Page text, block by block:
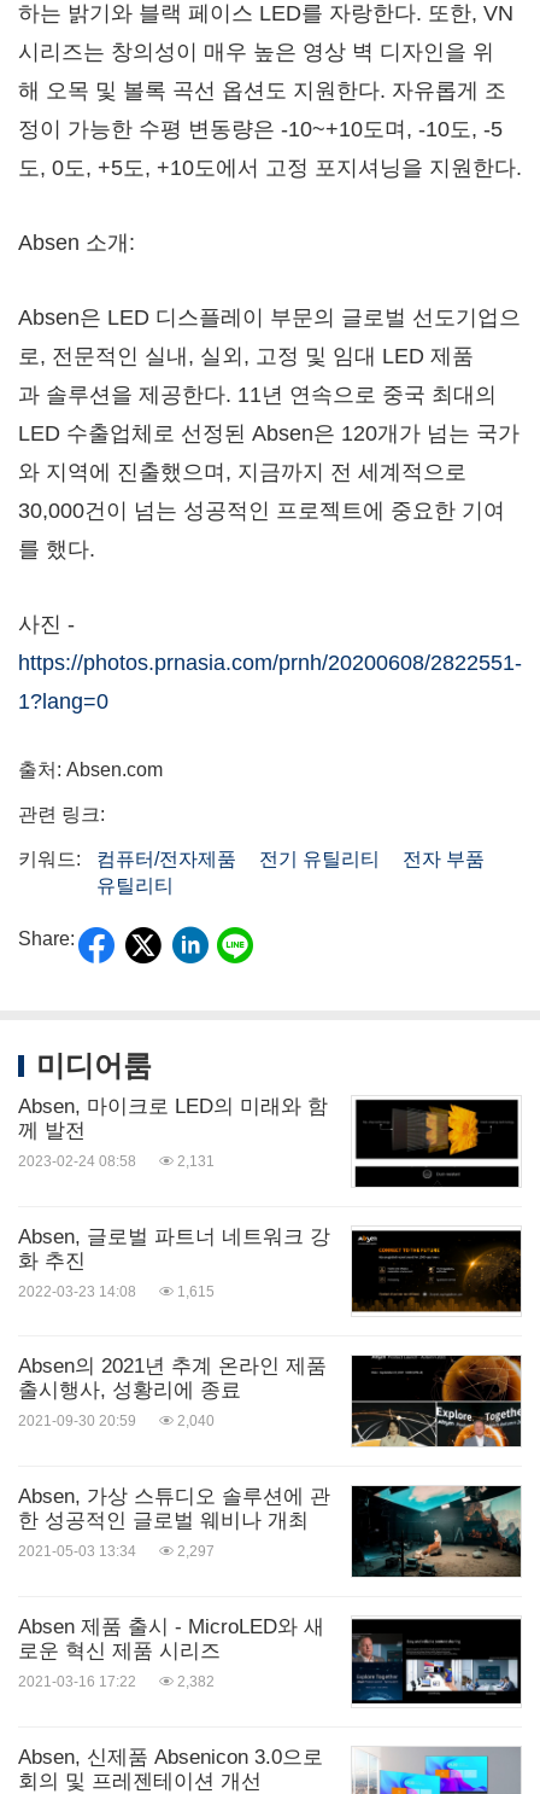
하는 밝기와 블랙 페이스 LED를 자랑한다. 또한, VN
시리즈는 창의성이 매우 높은 영상 벽 디자인을 위
해 오목 및 볼록 곡선 옵션도 지원한다. 자유롭게 조
정이 가능한 수평 변동량은 -10~+10도며, -10도, -5
도, 0도, +5도, +10도에서 고정 포지셔닝을 지원한다.
Absen 소개:
Absen은 LED 디스플레이 부문의 글로벌 선도기업으
로, 전문적인 실내, 실외, 고정 및 임대 LED 제품
과 솔루션을 제공한다. 11년 연속으로 중국 최대의
LED 수출업체로 선정된 Absen은 120개가 넘는 국가
와 지역에 진출했으며, 지금까지 전 세계적으로
30,000건이 넘는 성공적인 프로젝트에 중요한 기여
를 했다.
사진 -
https://photos.prnasia.com/prnh/20200608/2822551-
1?lang=0
출처: Absen.com
관련 링크:
키워드: 컴퓨터/전자제품 전기 유틸리티
전자 부품
유틸리티
Share:
미디어룸
Absen, 마이크로 LED의 미래와 함
께 발전
2023-02-24 08:58 2,131
Absen, 글로벌 파트너 네트워크 강
화 추진
2022-03-23 14:08 1,615
Absen의 2021년 추계 온라인 제품
출시행사, 성황리에 종료
2021-09-30 20:59 2,040
Absen, 가상 스튜디오 솔루션에 관
한 성공적인 글로벌 웨비나 개최
2021-05-03 13:34 2,297
Absen 제품 출시 - MicroLED와 새
로운 혁신 제품 시리즈
2021-03-16 17:22 2,382
Absen, 신제품 Absenicon 3.0으로
회의 및 프레젠테이션 개선